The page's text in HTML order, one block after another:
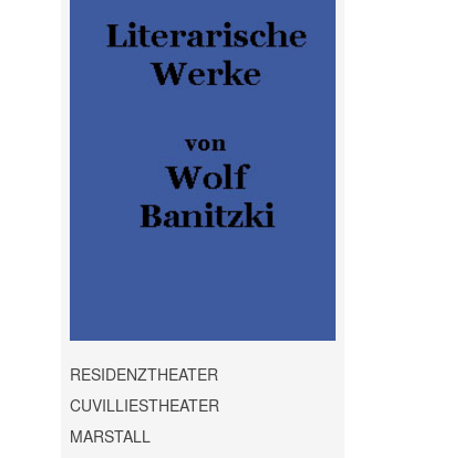
RESIDENZTHEATER
CUVILLIESTHEATER
MARSTALL